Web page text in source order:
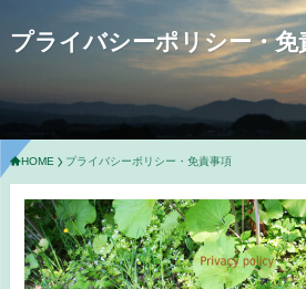
プライバシーポリシー・免
HOME プライバシーポリシー・免責事項